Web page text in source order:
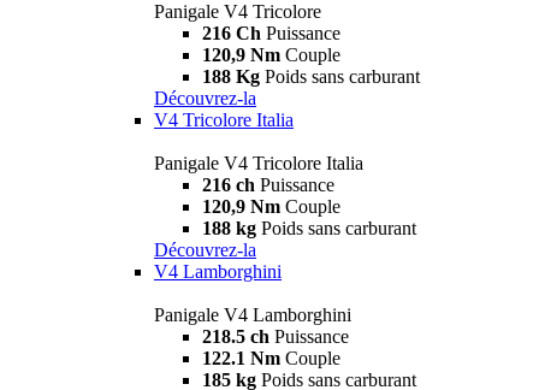
Panigale V4 Tricolore
216 Ch Puissance
120,9 Nm Couple
188 Kg Poids sans carburant
Découvrez-la
V4 Tricolore Italia
Panigale V4 Tricolore Italia
216 ch Puissance
120,9 Nm Couple
188 kg Poids sans carburant
Découvrez-la
V4 Lamborghini
Panigale V4 Lamborghini
218.5 ch Puissance
122.1 Nm Couple
185 kg Poids sans carburant